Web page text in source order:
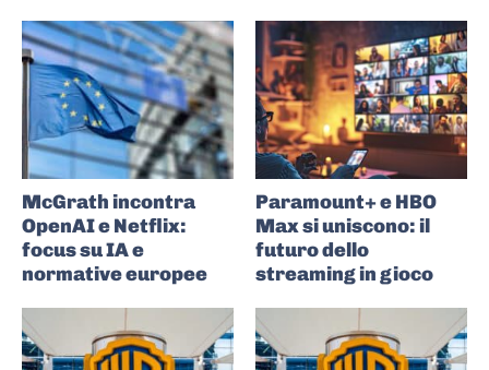
McGrath incontra
OpenAI e Netflix:
focus su IA e
normative europee
Paramount+ e HBO
Max si uniscono: il
futuro dello
streaming in gioco